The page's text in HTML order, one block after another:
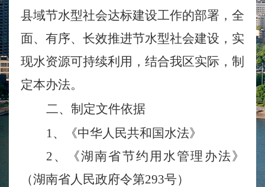
县域节水型社会达标建设工作的部署，全
面、有序、长效推进节水型社会建设，实
现水资源可持续利用，结合我区实际，制
定本办法。
二、 制定文件依据
1、
《中华人民共和国水法》
2、《湖南省节约用水管理办法》
（湖南省人民政府令第293号）